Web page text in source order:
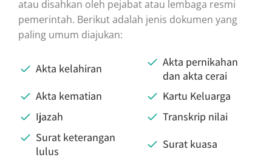
atau disahkan oleh pejabat atau lembaga resmi
pemerintah. Berikut adalah jenis dokumen yang
paling umum diajukan:
Akta kelahiran
Akta pernikahan
dan akta cerai
Akta kematian
Kartu Keluarga
Ijazah
Transkrip nilai
Surat keterangan
lulus
Surat kuasa